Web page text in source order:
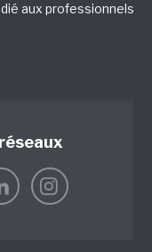
aux professionnels